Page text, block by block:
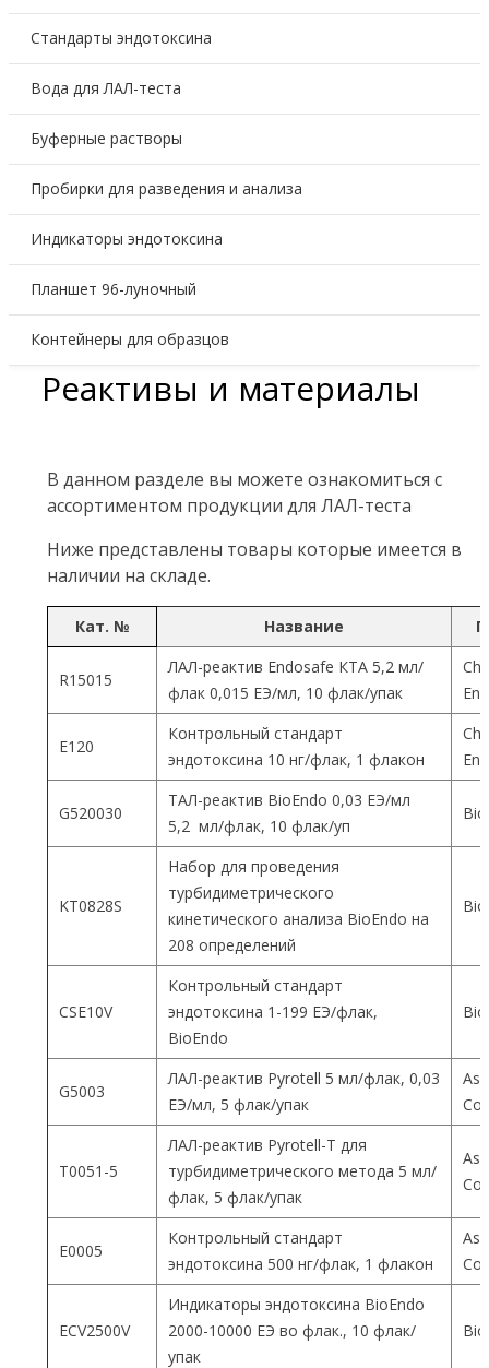
Стандарты эндотоксина
Вода для ЛАЛ-теста
Буферные растворы
Пробирки для разведения и анализа
Индикаторы эндотоксина
Планшет 96-луночный
Контейнеры для образцов
Реактивы и материалы
В данном разделе вы можете ознакомиться с
ассортиментом продукции для ЛАЛ-теста
Ниже представлены товары которые имеется в
наличии на складе.
Кат. № Название
R15015
ЛАЛ-реактив Endosafe КТА 5,2 мл/
флак 0,015 ЕЭ/мл, 10 флак/упак
Е120
Контрольный стандарт
эндотоксина 10 нг/флак, 1 флакон
G520030
ТАЛ-реактив BioEndo 0,03 ЕЭ/мл
5,2 мл/флак, 10 флак/уп
KT0828S
Набор для проведения
турбидиметрического
кинетического анализа BioEndo на
208 определений
CSE10V
Контрольный стандарт
эндотоксина 1-199 ЕЭ/флак,
BioEndo
G5003
ЛАЛ-реактив Pyrotell 5 мл/флак, 0,03
ЕЭ/мл, 5 флак/упак
T0051-5
ЛАЛ-реактив Pyrotell-T для
турбидиметрического метода 5 мл/
флак, 5 флак/упак
E0005
Контрольный стандарт
эндотоксина 500 нг/флак, 1 флакон
ECV2500V
Индикаторы эндотоксина BioEndo
2000-10000 ЕЭ во флак., 10 флак/
упак